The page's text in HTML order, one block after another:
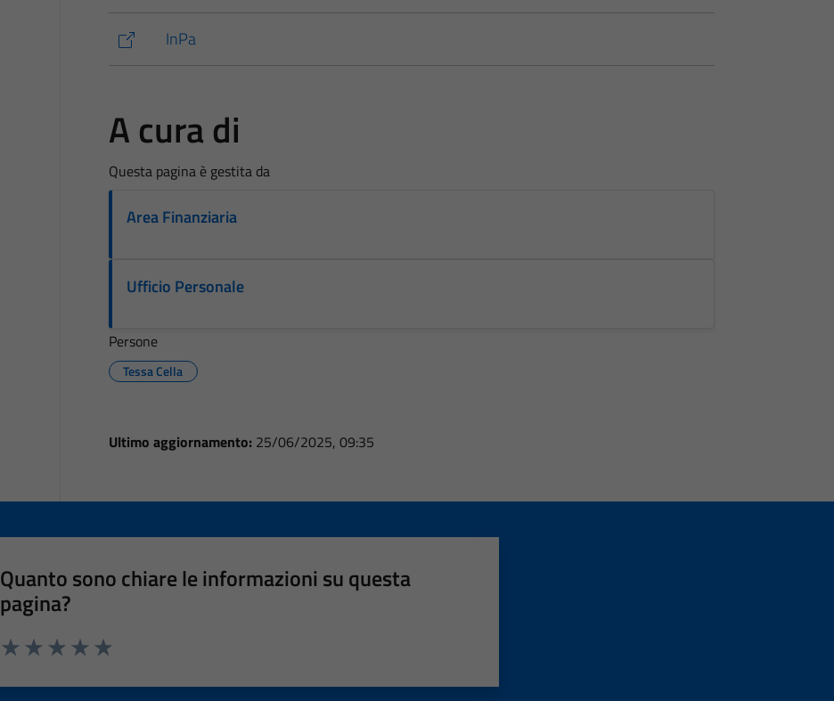
InPa
A cura di
Questa pagina è gestita da
Area Finanziaria
Ufficio Personale
Persone
Tessa Cella
Ultimo aggiornamento: 25/06/2025, 09:35
Quanto sono chiare le informazioni su questa
pagina?